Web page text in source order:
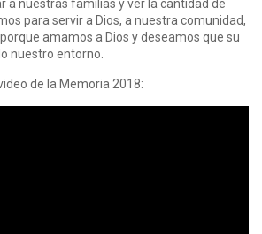
a nuestras familias y ver la cantidad de
para servir a Dios, a nuestra comunidad,
amamos a Dios y deseamos que su
nuestro entorno.
de la Memoria 2018: